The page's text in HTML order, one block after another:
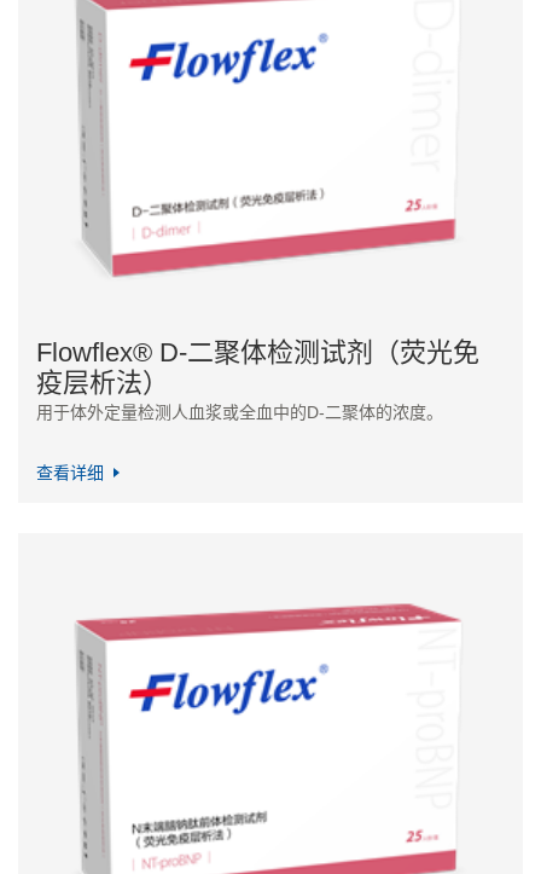
Flowflex® D-二聚体检测试剂（荧光免
疫层析法）
用于体外定量检测人血浆或全血中的D-二聚体的浓度。
查看详细